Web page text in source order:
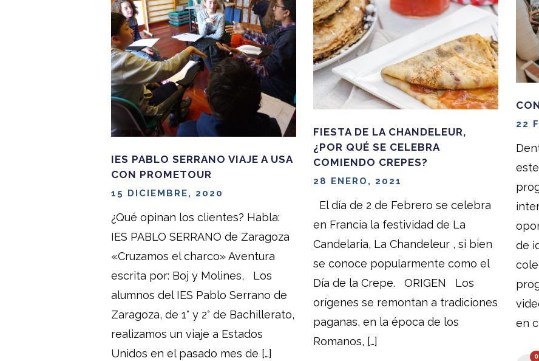
22
de
en
0
FIESTA DE LA CHANDELEUR,
¿POR QUÉ SE CELEBRA
COMIENDO CREPES?
28 ENERO, 2021
El día de 2 de Febrero se celebra
en Francia la festividad de La
Candelaria, La Chandeleur , si bien
se conoce popularmente como el
Día de la Crepe. ORIGEN Los
orígenes se remontan a tradiciones
paganas, en la época de los
Romanos, […]
IES PABLO SERRANO VIAJE A USA
CON PROMETOUR
15 DICIEMBRE, 2020
¿Qué opinan los clientes? Habla:
IES PABLO SERRANO de Zaragoza
«Cruzamos el charco» Aventura
escrita por: Boj y Molines, Los
alumnos del IES Pablo Serrano de
Zaragoza, de 1° y 2° de Bachillerato,
realizamos un viaje a Estados
Unidos en el pasado mes de […]